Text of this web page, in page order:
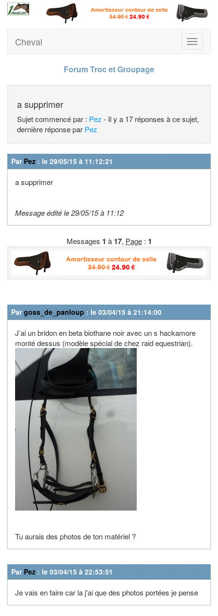
Toggle
Cheval
Forum Troc et Groupage
a supprimer
Sujet commencé par : Pez - Il y a 17 réponses à ce sujet,
dernière réponse par Pez
Par Pez : le 29/05/15 à 11:12:21
a supprimer
Message édité le 29/05/15 à 11:12
Messages 1 à 17, Page: 1
Pargoss_de_panloup : le 03/04/15 à 21:14:00
J’ai un bridon en beta biothane noir avec un s hackamore
monté dessus (modèle spécial de chez raid equestrian).
Tu aurais des photos de ton matériel ?
Par Pez : le 03/04/15 à 22:53:51
Je vais en faire car la j'ai que des photos portées je pense